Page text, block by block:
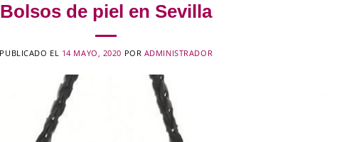
Bolsos de piel en Sevilla
PUBLICADO EL 14 MAYO, 2020 POR ADMINISTRADOR